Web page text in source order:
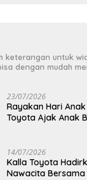
keterangan untuk
dengan mudah
23/07/2026
Rayakan Hari
Toyota Ajak Anak
14/07/2026
Kalla Toyota
Nawacita Bersama